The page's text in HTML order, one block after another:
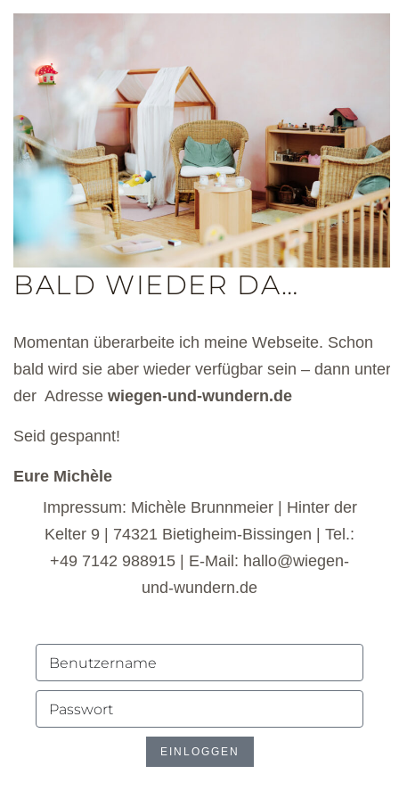
BALD WIEDER DA…
Momentan überarbeite ich meine Webseite. Schon
bald wird sie aber wieder verfügbar sein – dann unter
der Adresse wiegen-und-wundern.de
Seid gespannt!
Eure Michèle
Impressum: Michèle Brunnmeier | Hinter der
Kelter 9 | 74321 Bietigheim-Bissingen | Tel.:
+49 7142 988915 | E-Mail: hallo@wiegen-
und-wundern.de
EINLOGGEN